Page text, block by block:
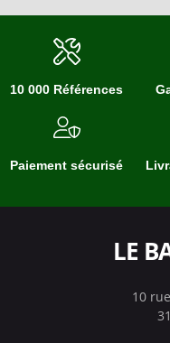
10 000 Références
Paiement sécurisé
LE
10